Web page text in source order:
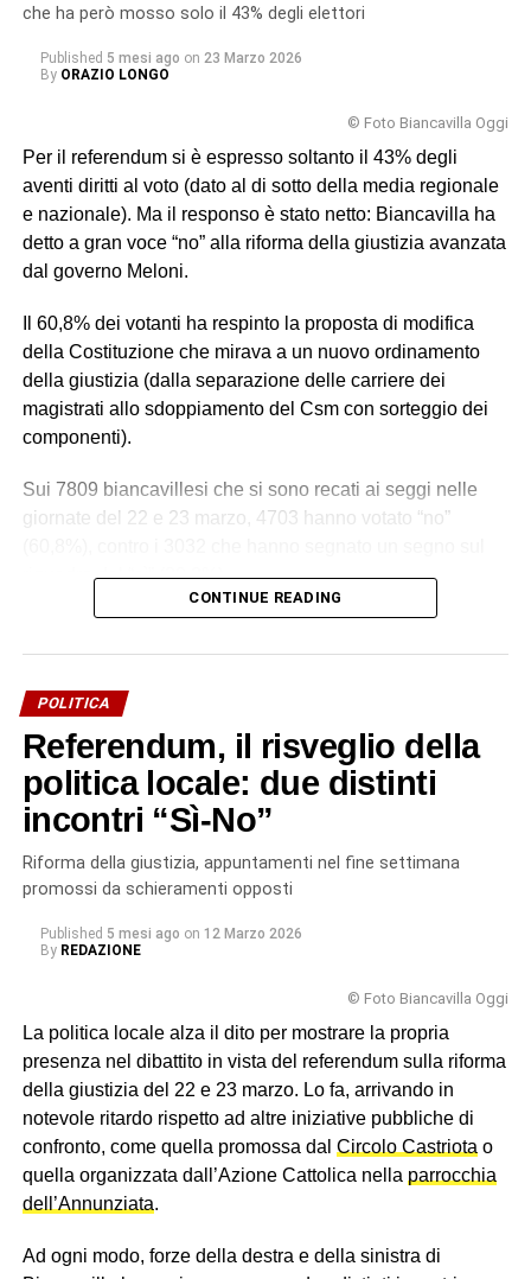
che ha però mosso solo il 43% degli elettori
Published 5 mesi ago on 23 Marzo 2026
By ORAZIO LONGO
© Foto Biancavilla Oggi
Per il referendum si è espresso soltanto il 43% degli
aventi diritti al voto (dato al di sotto della media regionale
e nazionale). Ma il responso è stato netto: Biancavilla ha
detto a gran voce “no” alla riforma della giustizia avanzata
dal governo Meloni.
Il 60,8% dei votanti ha respinto la proposta di modifica
della Costituzione che mirava a un nuovo ordinamento
della giustizia (dalla separazione delle carriere dei
magistrati allo sdoppiamento del Csm con sorteggio dei
componenti).
Sui 7809 biancavillesi che si sono recati ai seggi nelle
giornate del 22 e 23 marzo, 4703 hanno votato “no”
riquadro del “sì” (39,2%).
quanti si sono recati alle urne. Un esito su cui la politica
parte due appuntamenti di aree contrapposte (
delle Favare, l’altro in una saletta di un bar). Insomma, su
questo referendum hanno scelto i biancavillesi,
respingendo la riforma Meloni-Nordio, nonostante la
latitanza dei partiti locali.
© RIPRODUZIONE RISERVATA
CONTINUE READING
POLITICA
Referendum, il risveglio della
politica locale: due distinti
incontri “Sì-No”
Riforma della giustizia, appuntamenti nel fine settimana
promossi da schieramenti opposti
Published 5 mesi ago on 12 Marzo 2026
By REDAZIONE
© Foto Biancavilla Oggi
La politica locale alza il dito per mostrare la propria
presenza nel dibattito in vista del referendum sulla riforma
della giustizia del 22 e 23 marzo. Lo fa, arrivando in
notevole ritardo rispetto ad altre iniziative pubbliche di
confronto, come quella promossa dal Circolo Castriota o
quella organizzata dall’Azione Cattolica nella parrocchia
dell’Annunziata.
Ad ogni modo, forze della destra e della sinistra di